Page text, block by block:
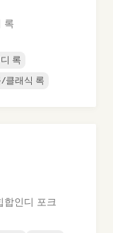
록
록
/클래식 록
합인디 포크